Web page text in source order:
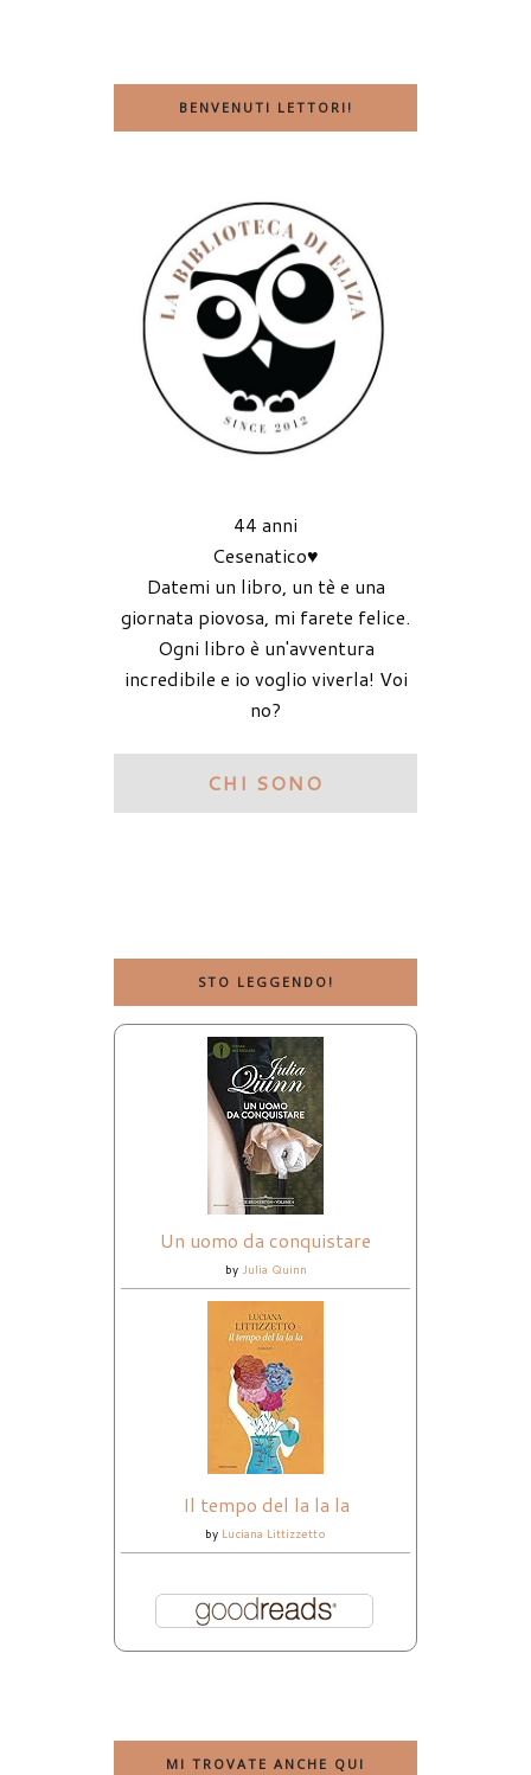
BENVENUTI LETTORI!
44 anni
Cesenatico♥
Datemi un libro, un tè e una
giornata piovosa, mi farete felice.
Ogni libro è un'avventura
incredibile e io voglio viverla! Voi
no?
CHI SONO
STO LEGGENDO!
Un uomo da conquistare
by Julia Quinn
Il tempo del la la la
by Luciana Littizzetto
MI TROVATE ANCHE QUI